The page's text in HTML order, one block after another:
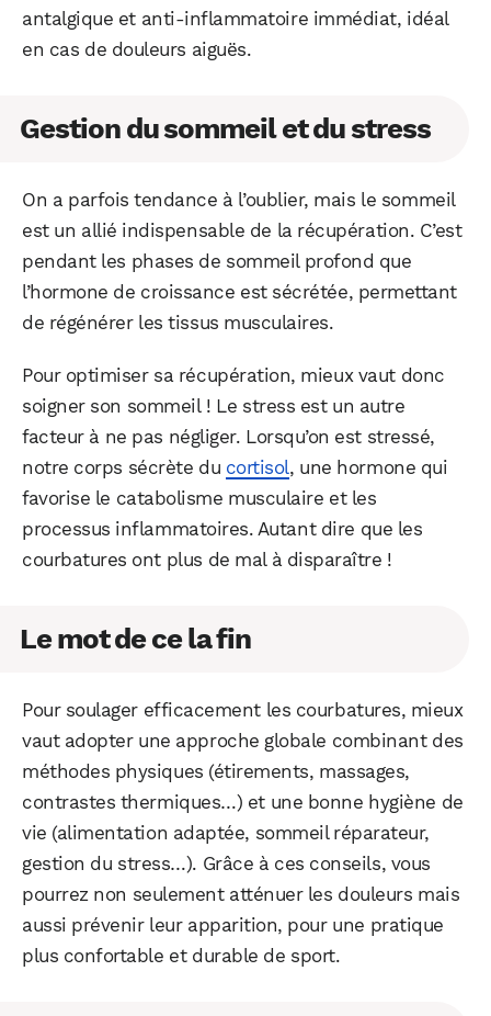
antalgique et anti-inflammatoire immédiat, idéal
en cas de douleurs aiguës.
Gestion du sommeil et du stress
On a parfois tendance à l’oublier, mais le sommeil
est un allié indispensable de la récupération. C’est
pendant les phases de sommeil profond que
l’hormone de croissance est sécrétée, permettant
de régénérer les tissus musculaires.
Pour optimiser sa récupération, mieux vaut donc
soigner son sommeil ! Le stress est un autre
facteur à ne pas négliger. Lorsqu’on est stressé,
notre corps sécrète du cortisol, une hormone qui
favorise le catabolisme musculaire et les
processus inflammatoires. Autant dire que les
courbatures ont plus de mal à disparaître !
Le mot de ce la fin
Pour soulager efficacement les courbatures, mieux
vaut adopter une approche globale combinant des
méthodes physiques (étirements, massages,
contrastes thermiques…) et une bonne hygiène de
vie (alimentation adaptée, sommeil réparateur,
gestion du stress…). Grâce à ces conseils, vous
pourrez non seulement atténuer les douleurs mais
aussi prévenir leur apparition, pour une pratique
plus confortable et durable de sport.